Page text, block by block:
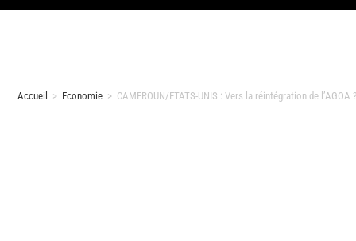
Accueil > Economie > CAMEROUN/ETATS-UNIS : Vers la réintégration de l’AGOA